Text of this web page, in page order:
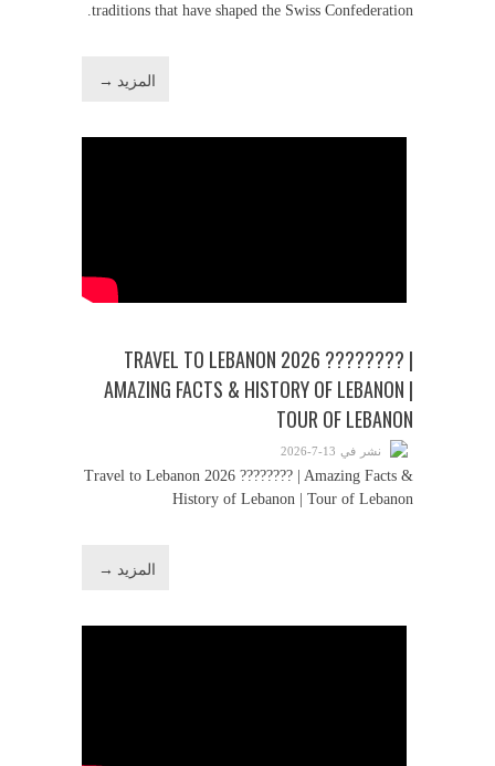
traditions that have shaped the Swiss Confederation.
المزيد →
TRAVEL TO LEBANON 2026 ???????? |
AMAZING FACTS & HISTORY OF LEBANON |
TOUR OF LEBANON
نشر في 13-7-2026
Travel to Lebanon 2026 ???????? | Amazing Facts &
History of Lebanon | Tour of Lebanon
المزيد →